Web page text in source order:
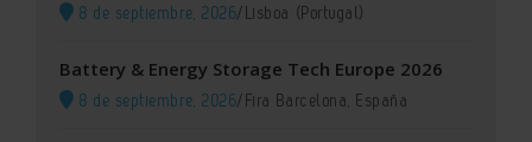
8 de septiembre, 2026/Lisboa (Portugal)
Battery & Energy Storage Tech Europe 2026
8 de septiembre, 2026/Fira Barcelona, España